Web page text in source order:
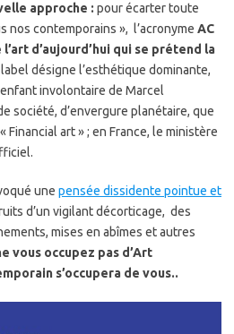
approche : pour écarter toute
nos contemporains », l’acronyme AC
d’aujourd’hui qui se prétend la
label désigne l’esthétique dominante,
involontaire de Marcel
société, d’envergure planétaire, que
Financial art » ; en France, le ministère
une pensée dissidente pointue et
d’un vigilant décorticage, des
mises en abîmes et autres
vous occupez pas d’Art
s’occupera de vous..